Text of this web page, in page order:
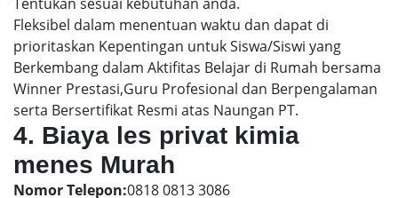
Fleksibel dalam menentuan waktu dan dapat di
prioritaskan Kepentingan untuk Siswa/Siswi yang
Berkembang dalam Aktifitas Belajar di Rumah bersama
Winner Prestasi,Guru Profesional dan Berpengalaman
serta Bersertifikat Resmi atas Naungan PT.
4. Biaya les privat kimia
menes Murah
Nomor Telepon:0818 0813 3086